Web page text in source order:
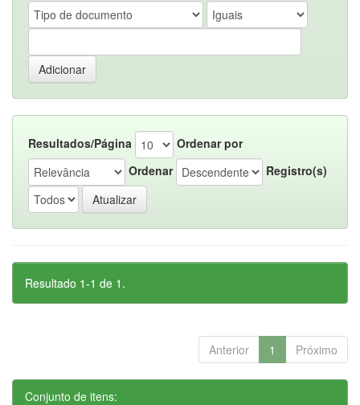
Resultados/Página
Ordenar por
Ordenar
Registro(s)
Resultado 1-1 de 1.
Anterior 1 Próximo
Conjunto de itens: